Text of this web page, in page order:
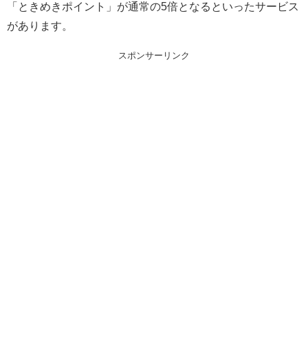
「ときめきポイント」が通常の5倍となるといったサービス
があります。
スポンサーリンク